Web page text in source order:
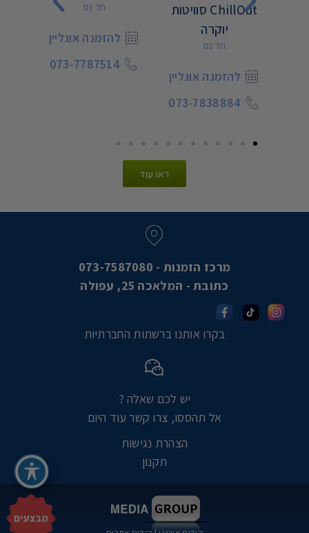
ChillOut סוויטות
יוקרה
חד נס
להזמנה אונליין
073-7838884
חד נס
להזמנה אונליין
073-7787514
ראו עוד
מרכז הזמנות - 073-7587080
כתובת - המלאכה 25, עפולה
בקרו אותנו ברשתות החברתיות
יש לכם שאלה ?
אל תהססו, צרו קשר עוד היום
הצהרת נגישות
תקנון